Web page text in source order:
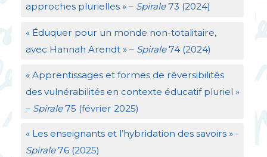
approches plurielles » – Spirale73 (2024)
« Éduquer pour un monde non-totalitaire,
avec Hannah Arendt » – Spirale74 (2024)
« Apprentissages et formes de réversibilités
des vulnérabilités en contexte éducatif pluriel »
– Spirale75 (février 2025)
« Les enseignants et l’hybridation des savoirs » -
Spirale76 (2025)